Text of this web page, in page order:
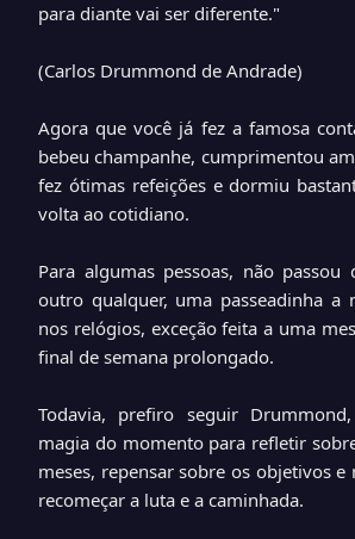
para diante vai ser diferente."
(Carlos Drummond de Andrade)
Agora que você já fez a famosa
bebeu champanhe, cumprimentou
fez ótimas refeições e dormiu
volta ao cotidiano.
Para algumas pessoas, não
outro qualquer, uma passeadinha a
nos relógios, exceção feita a uma
final de semana prolongado.
Todavia, prefiro seguir
magia do momento para refletir
meses, repensar sobre os objetivos e
recomeçar a luta e a caminhada.